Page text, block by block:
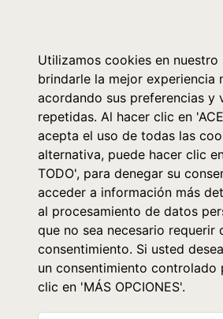
Utilizamos cookies en
brindarle la mejor experiencia
acordando sus preferencias y
repetidas. Al hacer clic en
acepta el uso de todas las
alternativa, puede hacer clic
TODO', para denegar su
acceder a información más
al procesamiento de datos
que no sea necesario requerir
consentimiento. Si usted
un consentimiento controlado
clic en 'MÁS OPCIONES'.